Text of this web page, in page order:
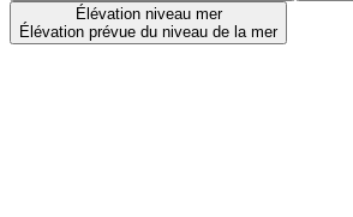
Élévation niveau mer
Élévation prévue du niveau de la mer